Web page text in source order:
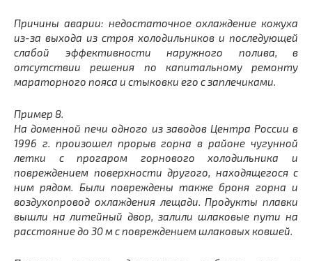
Причины аварии: недостаточное охлаждение кожуха
из-за выхода из строя холодильников и последующей
слабой эффективности наружного полива, в
отсутствии решения по капитальному ремонту
мараторного пояса и стыковки его с заплечиками.
Пример 8.
На доменной печи одного из заводов Центра России в
1996 г. произошел прорыв горна в районе чугунной
летки с прогаром горнового холодильника и
повреждением поверхности другого, находящегося с
ним рядом. Были повреждены также броня горна и
воздухопровод охлаждения лещади. Продукты плавки
вышли на литейный двор, залили шлаковые пути на
расстояние до 30 м с повреждением шлаковых ковшей.